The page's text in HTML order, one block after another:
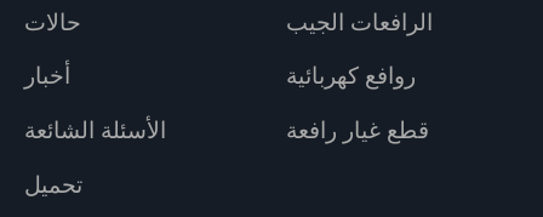
حالات
أخبار
الأسئلة الشائعة
تحميل
الرافعات الجيب
روافع كهربائية
قطع غيار رافعة